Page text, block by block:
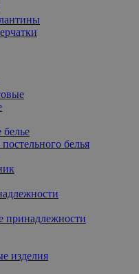
белье
белья
принадлежности
изделия